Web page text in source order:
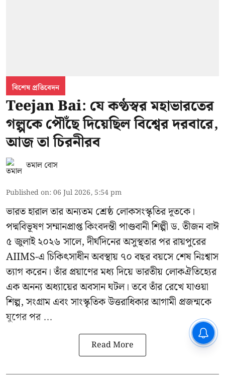
বিশেষ প্রতিবেদন
Teejan Bai: যে কণ্ঠস্বর মহাভারতের
গল্পকে পৌঁছে দিয়েছিল বিশ্বের দরবারে,
আজ তা চিরনীরব
তমাল বোস
Published on:06 Jul 2026, 5:54 pm
ভারত হারাল তার অন্যতম শ্রেষ্ঠ লোকসংস্কৃতির দূতকে।
পদ্মবিভূষণ সম্মানপ্রাপ্ত কিংবদন্তী পাণ্ডবানী শিল্পী ড. তীজন বাঈ
৫ জুলাই ২০২৬ সালে, দীর্ঘদিনের অসুস্থতার পর রায়পুরের
AIIMS-এ চিকিৎসাধীন অবস্থায় ৭০ বছর বয়সে শেষ নিঃশ্বাস
ত্যাগ করেন। তাঁর প্রয়াণের মধ্য দিয়ে ভারতীয় লোকঐতিহ্যের
এক অনন্য অধ্যায়ের অবসান ঘটল। তবে তাঁর রেখে যাওয়া
শিল্প, সংগ্রাম এবং সাংস্কৃতিক উত্তরাধিকার আগামী প্রজন্মকে
যুগের পর ...
Read More
ভোট ঘোষণার প্রতিবাদ - আদালতের
দ্বারস্থ হবে সিপিআইএম